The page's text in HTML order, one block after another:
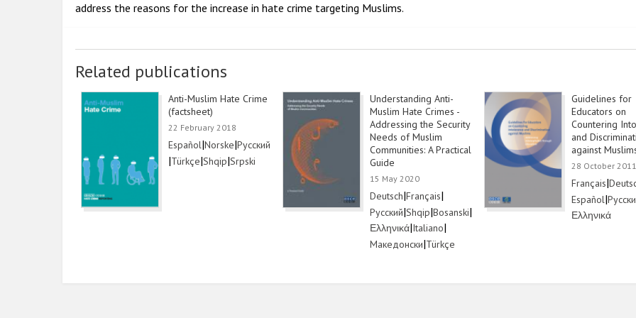
address the reasons for the increase in hate crime targeting Muslims.
Related publications
Anti-Muslim Hate Crime
(factsheet)
22 February 2018
Link
Español|Link
Norske|Link
Русский
|Link
Türkçe|Link
Shqip|Link
Srpski
Understanding Anti-
Muslim Hate Crimes -
Addressing the Security
Needs of Muslim
Communities: A Practical
Guide
15 May 2020
Link
Deutsch|Link
Français|
Link
Русский|Link
Shqip|Link
Bosanski|
Link
Ελληνικά|Link
Italiano|
Link
Македонски|Link
Türkçe
Guidelines for
Educators on
Countering
and
against
28 October 2011
Link
Français|Link
Link
Español|Link
Link
Ελληνικά